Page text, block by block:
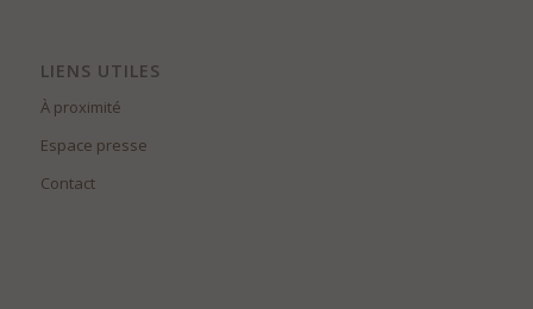
LIENS UTILES
À proximité
Espace presse
Contact